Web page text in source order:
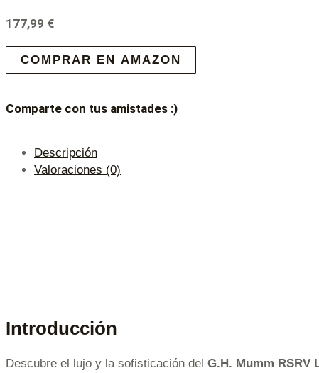
177,99 €
COMPRAR EN AMAZON
Comparte con tus amistades :)
Descripción
Valoraciones (0)
Introducción
Descubre el lujo y la sofisticación del G.H. Mumm RSRV